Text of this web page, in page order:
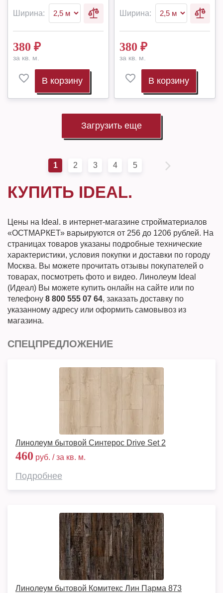
Ширина:
380 ₽
за кв. м.
В корзину
Ширина:
380 ₽
за кв. м.
В корзину
Загрузить еще
1 2 3 4 5
КУПИТЬ IDEAL.
Цены на Ideal. в интернет-магазине стройматериалов
«ОСТМАРКЕТ» варьируются от 256 до 1206 рублей. На
страницах товаров указаны подробные технические
характеристики, условия покупки и доставки по городу
Москва. Вы можете прочитать отзывы покупателей о
товарах, посмотреть фото и видео. Линолеум Ideal
(Идеал) Вы можете купить онлайн на сайте или по
телефону 8 800 555 07 64, заказать доставку по
указанному адресу или оформить самовывоз из
магазина.
СПЕЦПРЕДЛОЖЕНИЕ
Линолеум бытовой Синтерос Drive Set 2
460 руб. / за кв. м.
Подробнее
Линолеум бытовой Комитекс Лин Парма 873